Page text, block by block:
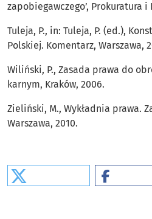
zapobiegawczego’, Prokuratura i
Tuleja, P., in: Tuleja, P. (ed.),
Polskiej. Komentarz, Warszawa,
Wiliński, P., Zasada prawa do
karnym, Kraków, 2006.
Zieliński, M., Wykładnia prawa.
Warszawa, 2010.